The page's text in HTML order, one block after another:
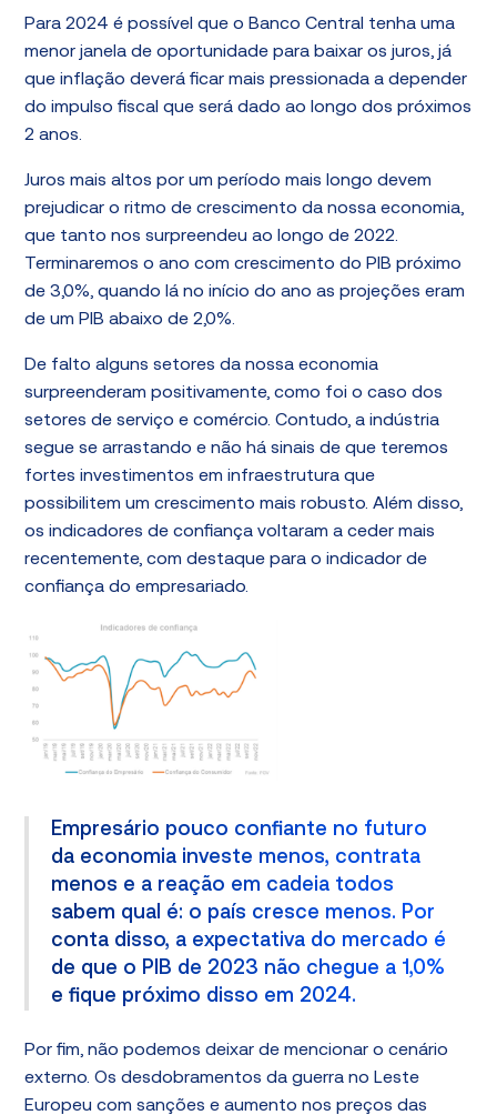
Para 2024 é possível que o Banco Central tenha uma
menor janela de oportunidade para baixar os juros, já
que inflação deverá ficar mais pressionada a depender
do impulso fiscal que será dado ao longo dos próximos
2 anos.
Juros mais altos por um período mais longo devem
prejudicar o ritmo de crescimento da nossa economia,
que tanto nos surpreendeu ao longo de 2022.
Terminaremos o ano com crescimento do PIB próximo
de 3,0%, quando lá no início do ano as projeções eram
de um PIB abaixo de 2,0%.
De falto alguns setores da nossa economia
surpreenderam positivamente, como foi o caso dos
setores de serviço e comércio. Contudo, a indústria
segue se arrastando e não há sinais de que teremos
fortes investimentos em infraestrutura que
possibilitem um crescimento mais robusto. Além disso,
os indicadores de confiança voltaram a ceder mais
recentemente, com destaque para o indicador de
confiança do empresariado.
Empresário pouco confiante no futuro
da economia investe menos, contrata
menos e a reação em cadeia todos
sabem qual é: o país cresce menos. Por
conta disso, a expectativa do mercado é
de que o PIB de 2023 não chegue a 1,0%
e fique próximo disso em 2024.
Por fim, não podemos deixar de mencionar o cenário
externo. Os desdobramentos da guerra no Leste
Europeu com sanções e aumento nos preços das